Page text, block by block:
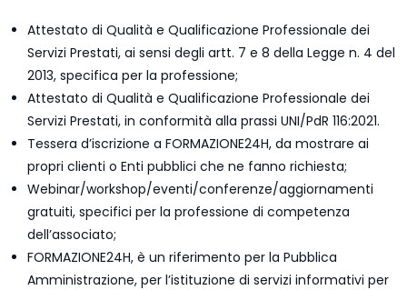
Attestato di Qualità e Qualificazione Professionale dei
Servizi Prestati, ai sensi degli artt. 7 e 8 della Legge n. 4 del
2013, specifica per la professione;
Attestato di Qualità e Qualificazione Professionale dei
Servizi Prestati, in conformità alla prassi UNI/PdR 116:2021.
Tessera d’iscrizione a FORMAZIONE24H, da mostrare ai
propri clienti o Enti pubblici che ne fanno richiesta;
Webinar/workshop/eventi/conferenze/aggiornamenti
gratuiti, specifici per la professione di competenza
dell’associato;
FORMAZIONE24H, è un riferimento per la Pubblica
Amministrazione, per l’istituzione di servizi informativi per